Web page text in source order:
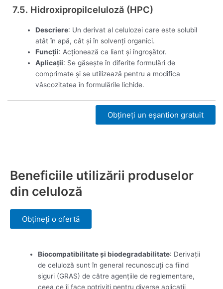
7.5. Hidroxipropilceluloză (HPC)
Descriere: Un derivat al celulozei care este solubil
atât în apă, cât și în solvenți organici.
Funcții: Acționează ca liant și îngroșător.
Aplicații: Se găsește în diferite formulări de
comprimate și se utilizează pentru a modifica
vâscozitatea în formulările lichide.
Obțineți un eșantion gratuit
Beneficiile utilizării produselor
din celuloză
Obțineți o ofertă
Biocompatibilitate și biodegradabilitate: Derivații
de celuloză sunt în general recunoscuți ca fiind
siguri (GRAS) de către agențiile de reglementare,
ceea ce îi face potriviți pentru diverse aplicații